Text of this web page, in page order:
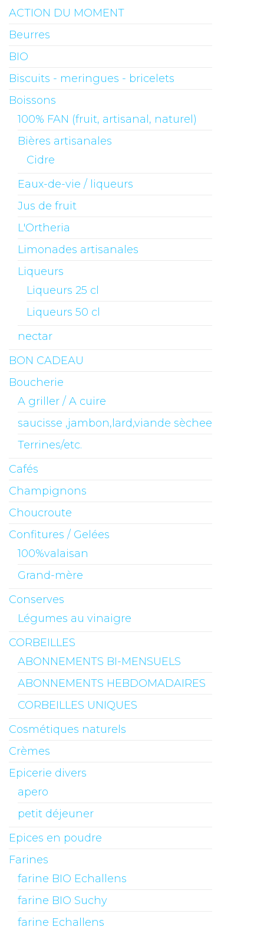
ACTION DU MOMENT
Beurres
BIO
Biscuits - meringues - bricelets
Boissons
100% FAN (fruit, artisanal, naturel)
Bières artisanales
Cidre
Eaux-de-vie / liqueurs
Jus de fruit
L'Ortheria
Limonades artisanales
Liqueurs
Liqueurs 25 cl
Liqueurs 50 cl
nectar
BON CADEAU
Boucherie
A griller / A cuire
saucisse ,jambon,lard,viande sèchee
Terrines/etc.
Cafés
Champignons
Choucroute
Confitures / Gelées
100%valaisan
Grand-mère
Conserves
Légumes au vinaigre
CORBEILLES
ABONNEMENTS BI-MENSUELS
ABONNEMENTS HEBDOMADAIRES
CORBEILLES UNIQUES
Cosmétiques naturels
Crèmes
Epicerie divers
apero
petit déjeuner
Epices en poudre
Farines
farine BIO Echallens
farine BIO Suchy
farine Echallens